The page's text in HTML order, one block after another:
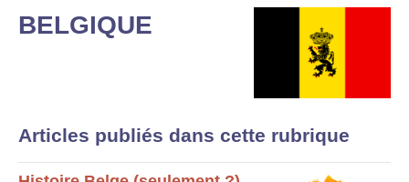
BELGIQUE
Articles publiés dans cette rubrique